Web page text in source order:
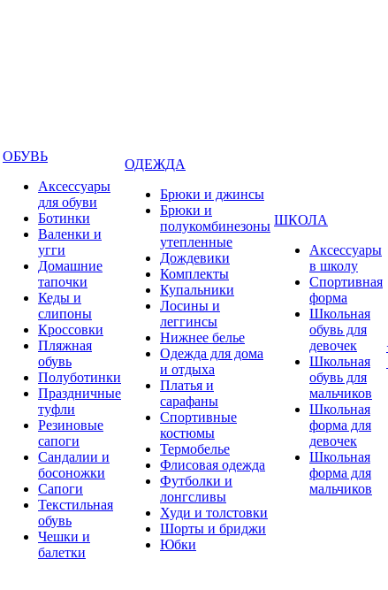
ОБУВЬ
Аксессуары
для обуви
Ботинки
Валенки и
угги
Домашние
тапочки
Кеды и
слипоны
Кроссовки
Пляжная
обувь
Полуботинки
Праздничные
туфли
Резиновые
сапоги
Сандалии и
босоножки
Сапоги
Текстильная
обувь
Чешки и
балетки
ОДЕЖДА
Брюки и джинсы
Брюки и
полукомбинезоны
утепленные
Дождевики
Комплекты
Купальники
Лосины и
леггинсы
Нижнее белье
Одежда для дома
и отдыха
Платья и
сарафаны
Спортивные
костюмы
Термобелье
Флисовая одежда
Футболки и
лонгсливы
Худи и толстовки
Шорты и бриджи
Юбки
ШКОЛА
Аксессуары
в школу
Спортивная
форма
Школьная
обувь для
девочек
Школьная
обувь для
мальчиков
Школьная
форма для
девочек
Школьная
форма для
мальчиков